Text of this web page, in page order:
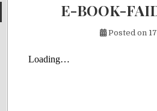
E-BOOK-
Posted on